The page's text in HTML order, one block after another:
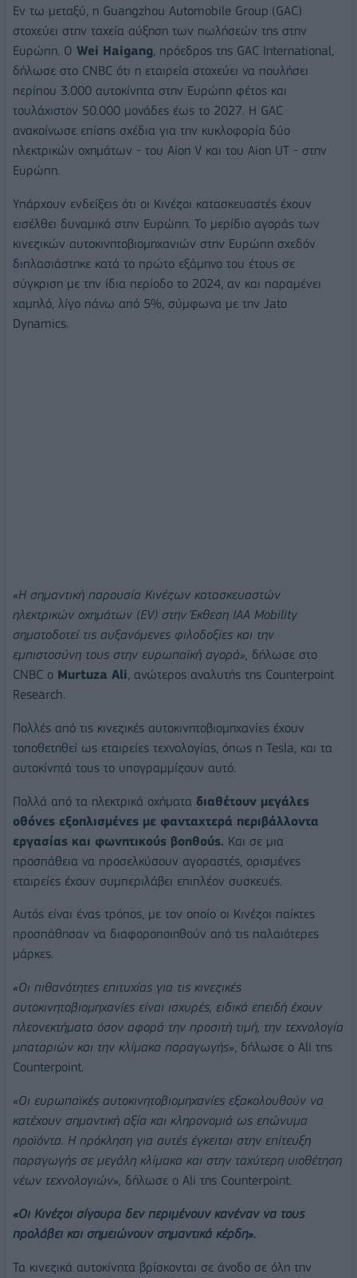
Εν τω μεταξύ, η Guangzhou Automobile Group (GAC)
στοχεύει στην ταχεία αύξηση των πωλήσεών της στην
Ευρώπη. Ο Wei Haigang , πρόεδρος της GAC International,
δήλωσε στο CNBC ότι η εταιρεία στοχεύει να πουλήσει
περίπου 3.000 αυτοκίνητα στην Ευρώπη φέτος και
τουλάχιστον 50.000 μονάδες έως το 2027. Η GAC
ανακοίνωσε επίσης σχέδια για την κυκλοφορία δύο
ηλεκτρικών οχημάτων - του Aion V και του Aion UT - στην
Ευρώπη.
Υπάρχουν ενδείξεις ότι οι Κινέζοι κατασκευαστές έχουν
εισέλθει δυναμικά στην Ευρώπη. Το μερίδιο αγοράς των
κινεζικών αυτοκινητοβιομηχανιών στην Ευρώπη σχεδόν
διπλασιάστηκε κατά το πρώτο εξάμηνο του έτους σε
σύγκριση με την ίδια περίοδο το 2024, αν και παραμένει
χαμηλό, λίγο πάνω από 5%, σύμφωνα με την Jato
Dynamics.
«Η σημαντική παρουσία Κινέζων κατασκευαστών
ηλεκτρικών οχημάτων (EV) στην Έκθεση IAA Mobility
σηματοδοτεί τις αυξανόμενες φιλοδοξίες και την
εμπιστοσύνη τους στην ευρωπαϊκή αγορά», δήλωσε στο
CNBC ο Murtuza Ali, ανώτερος αναλυτής της Counterpoint
Research.
Πολλές από τις κινεζικές αυτοκινητοβιομηχανίες έχουν
τοποθετηθεί ως εταιρείες τεχνολογίας, όπως η Tesla, και τα
αυτοκίνητά τους το υπογραμμίζουν αυτό.
Πολλά από τα ηλεκτρικά οχήματα διαθέτουν μεγάλες
οθόνες εξοπλισμένες με φανταχτερά περιβάλλοντα
εργασίας και φωνητικούς βοηθούς. Και σε μια
προσπάθεια να προσελκύσουν αγοραστές, ορισμένες
εταιρείες έχουν συμπεριλάβει επιπλέον συσκευές.
Αυτός είναι ένας τρόπος, με τον οποίο οι Κινέζοι παίκτες
προσπάθησαν να διαφοροποιηθούν από τις παλαιότερες
μάρκες.
«Οι πιθανότητες επιτυχίας για τις κινεζικές
αυτοκινητοβιομηχανίες είναι ισχυρές, ειδικά επειδή έχουν
πλεονεκτήματα όσον αφορά την προσιτή τιμή, την τεχνολογία
μπαταριών και την κλίμακα παραγωγής», δήλωσε ο Ali της
Counterpoint.
«Οι ευρωπαϊκές αυτοκινητοβιομηχανίες εξακολουθούν να
κατέχουν σημαντική αξία και κληρονομιά ως επώνυμα
προϊόντα. Η πρόκληση για αυτές έγκειται στην επίτευξη
παραγωγής σε μεγάλη κλίμακα και στην ταχύτερη υιοθέτηση
νέων τεχνολογιών», δήλωσε ο Ali της Counterpoint.
«Οι Κινέζοι σίγουρα δεν περιμένουν κανέναν να τους
προλάβει και σημειώνουν σημαντικά κέρδη».
Τα κινεζικά αυτοκίνητα βρίσκονται σε άνοδο σε όλη την